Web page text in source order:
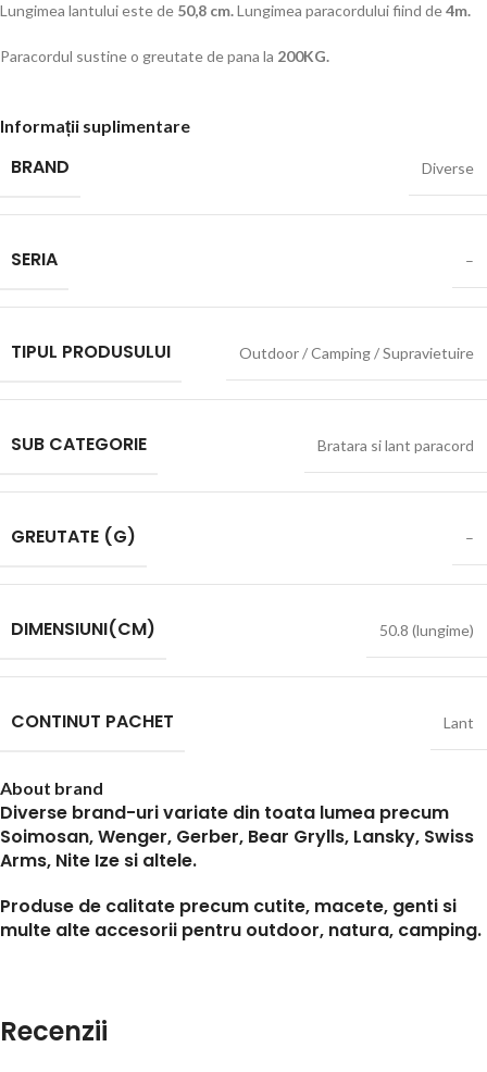
Lungimea lantului este de 50,8 cm.Lungimea paracordului fiind de4m.
Paracordul sustine o greutate de pana la 200KG.
Informații suplimentare
BRAND Diverse
SERIA –
TIPUL PRODUSULUI Outdoor / Camping / Supravietuire
SUB CATEGORIE Bratara si lant paracord
GREUTATE (G) –
DIMENSIUNI(CM) 50.8 (lungime)
CONTINUT PACHET Lant
About brand
Diverse brand-uri variate din toata lumea precum
Soimosan, Wenger, Gerber, Bear Grylls, Lansky, Swiss
Arms, Nite Ize si altele.
Produse de calitate precum cutite, macete, genti si
multe alte accesorii pentru outdoor, natura, camping.
Recenzii